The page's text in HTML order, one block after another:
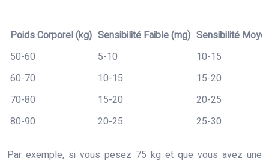
Poids Corporel (kg) Sensibilité Faible (mg) Sensibilité
50-60
5-10
10-15
60-70
10-15
15-20
70-80
15-20
20-25
80-90
20-25 25-30
Par exemple, si vous pesez 75 kg et que vous avez une